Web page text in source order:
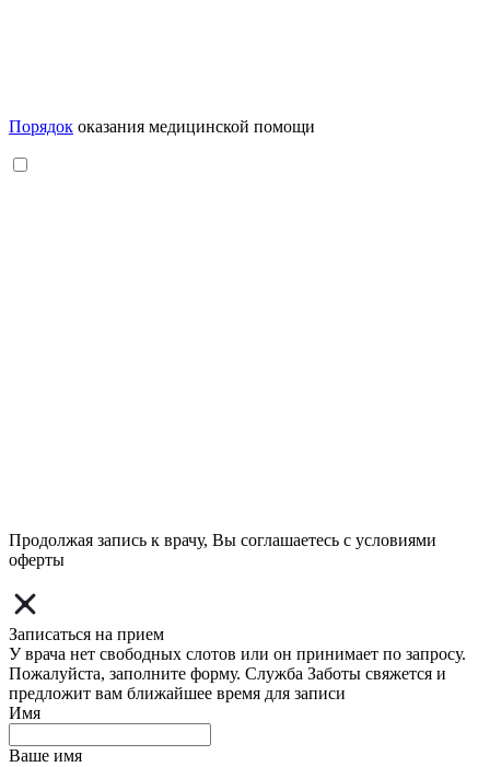
Порядок оказания медицинской помощи
Продолжая запись к врачу, Вы соглашаетесь с условиями
оферты
Записаться на прием
У врача нет свободных слотов или он принимает по запросу.
Пожалуйста, заполните форму. Служба Заботы свяжется и
предложит вам ближайшее время для записи
Имя
Ваше имя